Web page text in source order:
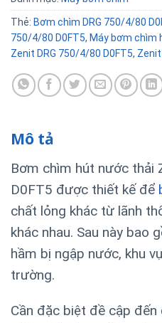
Thẻ: Bơm chìm DRG 750/4/80
750/4/80 D0FT5, Máy bơm chìm
Zenit DRG 750/4/80 D0FT5, Zenit
Mô tả
Bơm chìm hút nước thải
D0FT5 được thiết kế để
chất lỏng khác từ lãnh
khác nhau. Sau này bao
hầm bị ngập nước, khu
trường.
Cần đặc biệt đề cập